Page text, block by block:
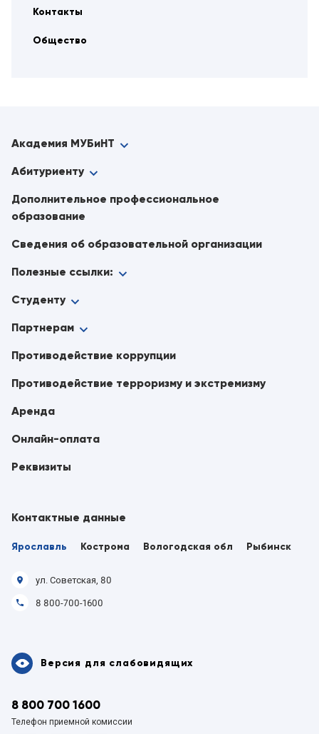
Контакты
Общество
Академия МУБиНТ
Абитуриенту
Дополнительное профессиональное
образование
Сведения об образовательной организации
Полезные ссылки:
Версия для слабовидящих
8 800 700 1600
Телефон приемной комиссии
Студенту
Партнерам
Противодействие коррупции
Противодействие терроризму и экстремизму
Аренда
Онлайн-оплата
Реквизиты
Контактные данные
Ярославль Кострома Вологодская обл Рыбинск
ул. Советская, 80
8 800-700-1600